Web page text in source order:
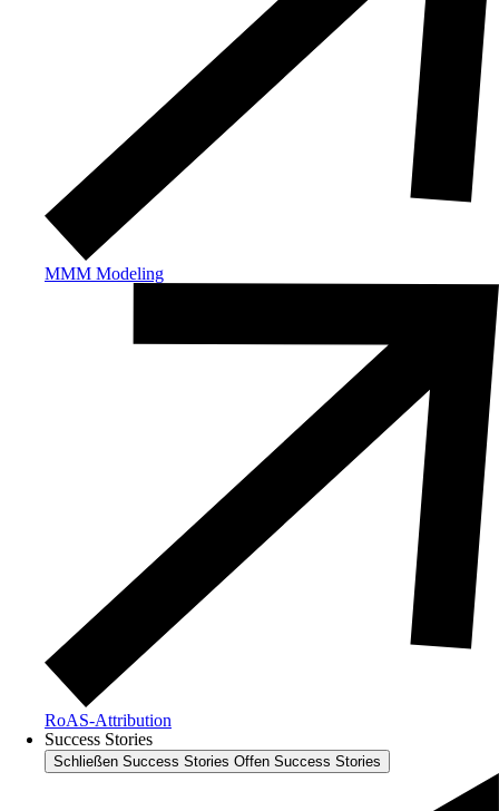
MMM Modeling
RoAS-Attribution
Success Stories
Schließen Success Stories Offen Success Stories